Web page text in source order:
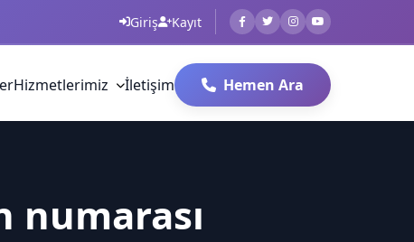
Giriş Kayıt
Hizmetlerimiz İletişim Hemen Ara
numarası